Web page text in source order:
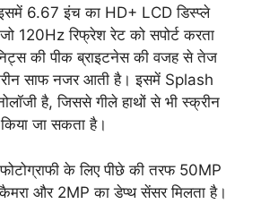
6.67 इंच का HD+ LCD डिस्प्ले
जो 120Hz रिफ्रेश रेट को सपोर्ट करता
की पीक ब्राइटनेस की वजह से तेज
साफ नजर आती है। इसमें Splash
है, जिससे गीले हाथों से भी स्क्रीन
जा सकता है।
फोटोग्राफी के लिए पीछे की तरफ 50MP
और 2MP का डेप्थ सेंसर मिलता है।